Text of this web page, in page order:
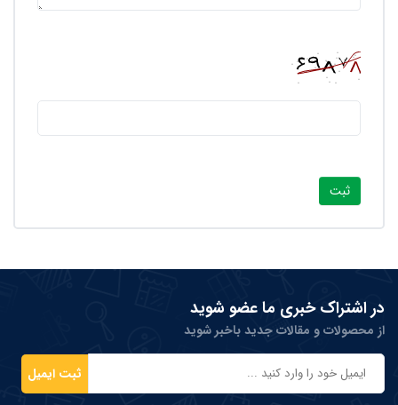
در اشتراک خبری ما عضو شوید
از محصولات و مقالات جدید باخبر شوید
ثبت ایمیل